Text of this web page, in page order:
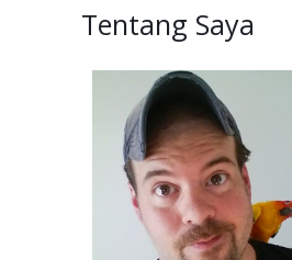
Tentang Saya